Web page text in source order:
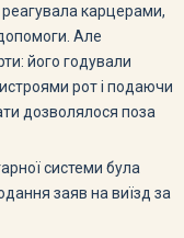
реагувала карцерами,
Але
його годували
рот і подаючи
дозволялося поза
системи була
заяв на виїзд за